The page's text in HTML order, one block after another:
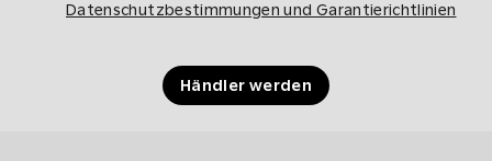
Datenschutzbestimmungen und Garantierichtlinien
Händler werden